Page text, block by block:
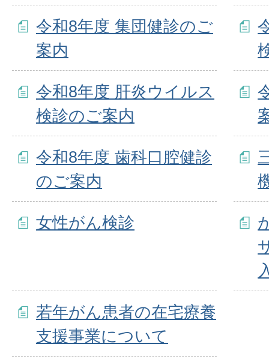
令和8年度 集団健診のご
案内
令和8年度 肝炎ウイルス
検診のご案内
令和8年度 歯科口腔健診
のご案内
女性がん検診
若年がん患者の在宅療養
支援事業について